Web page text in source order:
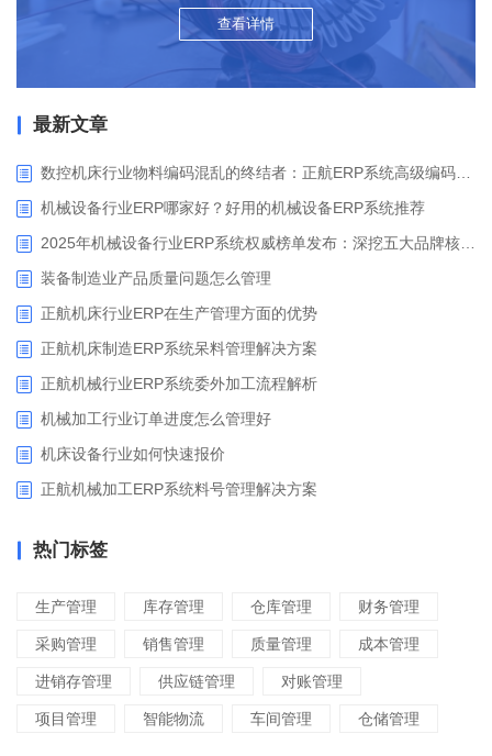
查看详情
最新文章
机械设备行业ERP哪家好？好用的机械设备ERP系统推荐
装备制造业产品质量问题怎么管理
正航机床行业ERP在生产管理方面的优势
正航机床制造ERP系统呆料管理解决方案
正航机械行业ERP系统委外加工流程解析
机械加工行业订单进度怎么管理好
​机床设备行业如何快速报价
正航机械加工ERP系统料号管理解决方案
热门标签
生产管理 库存管理 仓库管理 财务管理
采购管理 销售管理 质量管理 成本管理
进销存管理 供应链管理 对账管理
项目管理 智能物流 车间管理 仓储管理